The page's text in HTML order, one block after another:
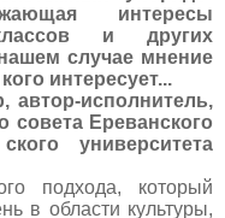
интересы
и других
случае мнение
интересует...
автор-исполнитель,
совета Ереванского
университета
подхода, который
в области культуры,